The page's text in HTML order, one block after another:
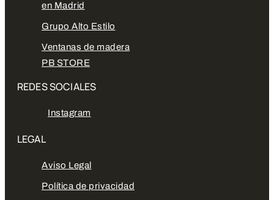
en Madrid
Grupo Alto Estilo
Ventanas de madera
PB STORE
REDES SOCIALES
Instagram
LEGAL
Aviso Legal
Política de privacidad